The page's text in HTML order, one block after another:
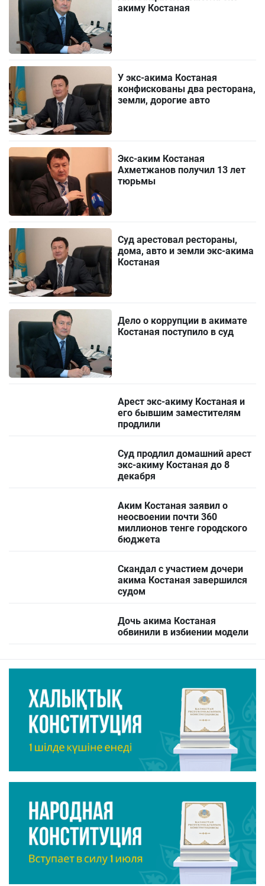
акиму Костаная
У экс-акима Костаная
конфискованы два ресторана,
земли, дорогие авто
Экс-аким Костаная
Ахметжанов получил 13 лет
тюрьмы
Суд арестовал рестораны,
дома, авто и земли экс-акима
Костаная
Дело о коррупции в акимате
Костаная поступило в суд
Арест экс-акиму Костаная и
его бывшим заместителям
продлили
Суд продлил домашний арест
экс-акиму Костаная до 8
декабря
Аким Костаная заявил о
неосвоении почти 360
миллионов тенге городского
бюджета
Скандал с участием дочери
акима Костаная завершился
судом
Дочь акима Костаная
обвинили в избиении модели